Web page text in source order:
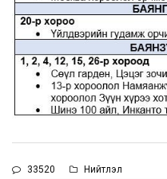
33520 Нийтлэл